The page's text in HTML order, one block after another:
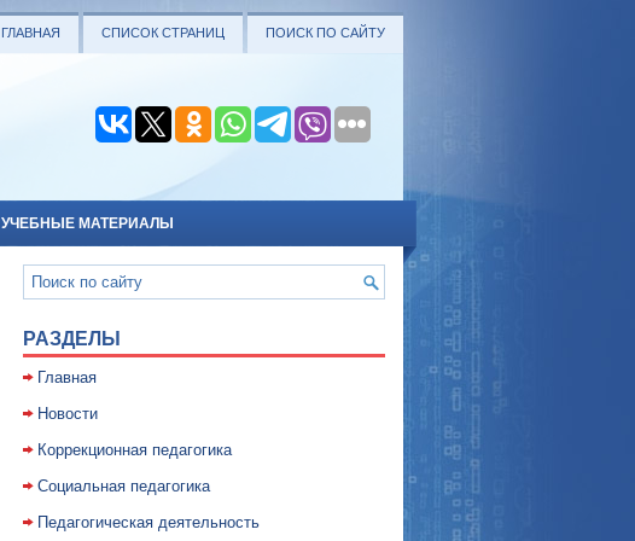
ГЛАВНАЯ СПИСОК СТРАНИЦ ПОИСК ПО САЙТУ
УЧЕБНЫЕ МАТЕРИАЛЫ
РАЗДЕЛЫ
Главная
Новости
Коррекционная педагогика
Социальная педагогика
Педагогическая деятельность